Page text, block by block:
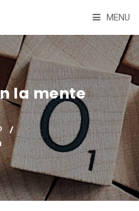
MENU
la mente